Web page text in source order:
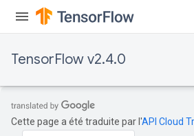
TensorFlow v2.4.0
Cette page a été traduite par l'API Cloud